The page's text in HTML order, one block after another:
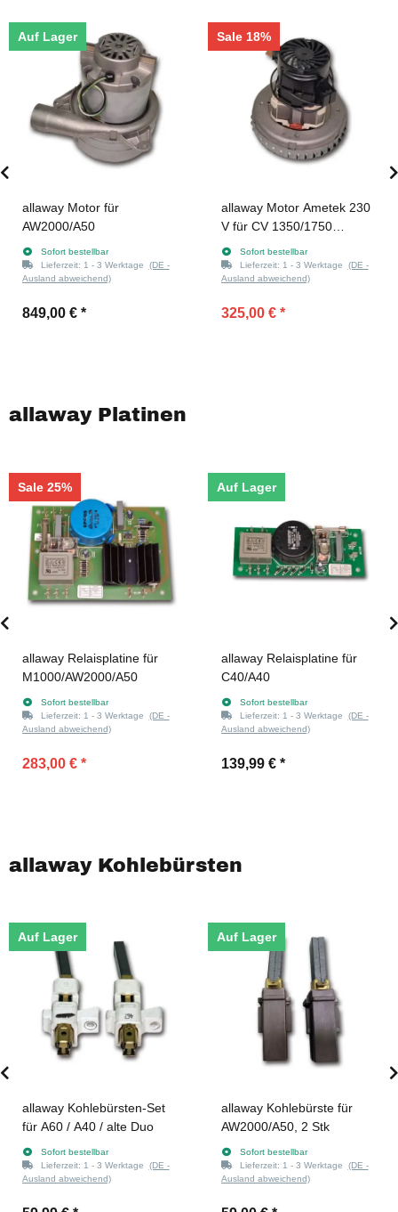
Auf Lager
allaway Motor für
AW2000/A50
Sofort bestellbar
Lieferzeit: 1 - 3 Werktage (DE -
Ausland abweichend)
849,00 € *
Sale 18%
allaway Motor Ametek 230
V für CV 1350/1750
DL/C30/A30
Sofort bestellbar
Lieferzeit: 1 - 3 Werktage (DE -
Ausland abweichend)
325,00 € *
allaway Platinen
Sale 25%
allaway Relaisplatine für
M1000/AW2000/A50
Sofort bestellbar
Lieferzeit: 1 - 3 Werktage (DE -
Ausland abweichend)
283,00 € *
Auf Lager
allaway Relaisplatine für
C40/A40
Sofort bestellbar
Lieferzeit: 1 - 3 Werktage (DE -
Ausland abweichend)
139,99 € *
allaway Kohlebürsten
Auf Lager
allaway Kohlebürsten-Set
für A60 / A40 / alte Duo
Sofort bestellbar
Lieferzeit: 1 - 3 Werktage (DE -
Ausland abweichend)
Auf Lager
allaway Kohlebürste für
AW2000/A50, 2 Stk
Sofort bestellbar
Lieferzeit: 1 - 3 Werktage (DE -
Ausland abweichend)